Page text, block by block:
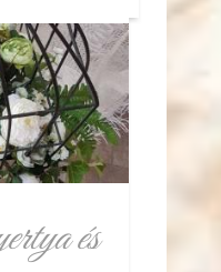
és